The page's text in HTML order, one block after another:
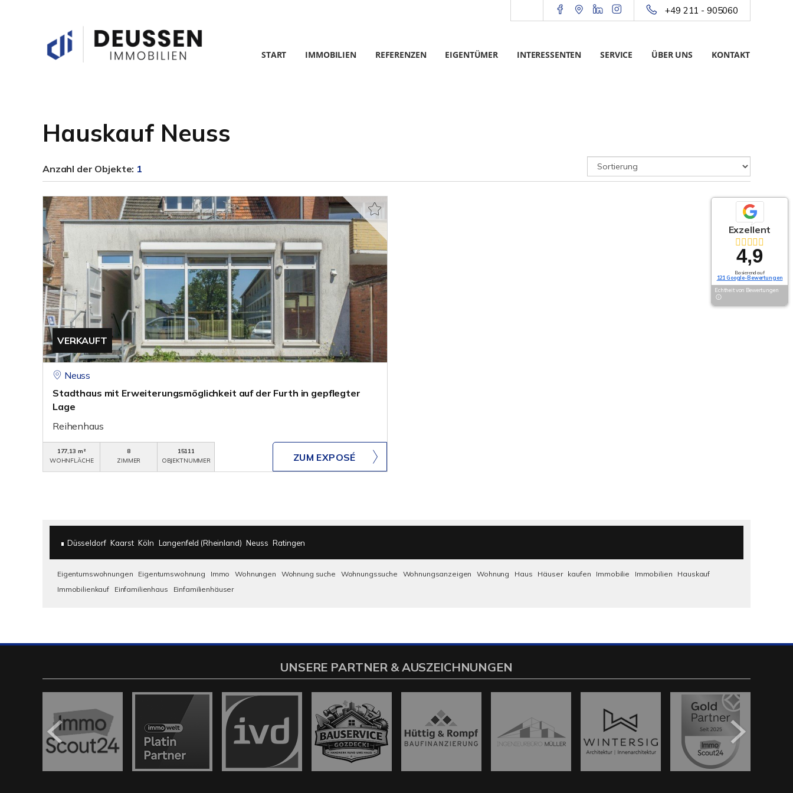
+49 211 - 905060
START IMMOBILIEN REFERENZEN EIGENTÜMER INTERESSENTEN SERVICE ÜBER UNS KONTAKT
Hauskauf Neuss
Anzahl der Objekte: 1
VERKAUFT
Neuss
Stadthaus mit Erweiterungsmöglichkeit auf der Furth in gepflegter
Lage
Reihenhaus
177,13 m²
WOHNFLÄCHE
8
ZIMMER
15111
OBJEKTNUMMER
ZUM EXPOSÉ
Düsseldorf Kaarst Köln Langenfeld (Rheinland) Neuss Ratingen
Eigentumswohnungen Eigentumswohnung Immo Wohnungen Wohnung suche Wohnungssuche Wohnungsanzeigen Wohnung Haus Häuser kaufen Immobilie Immobilien
Hauskauf
Immobilienkauf
Einfamilienhaus Einfamilienhäuser
Exzellent
4,9
Basierend auf
121 Google-Bewertungen
Echtheit von Bewertungen
UNSERE PARTNER & AUSZEICHNUNGEN